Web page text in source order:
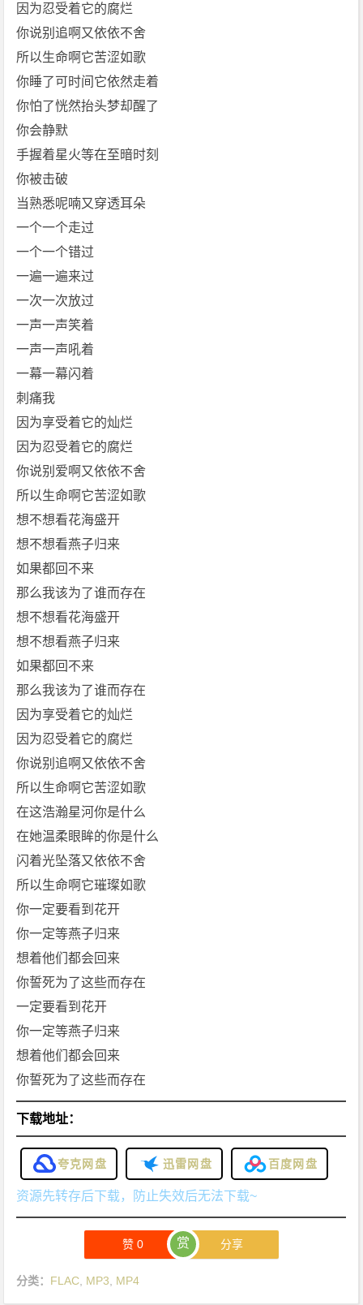
因为忍受着它的腐烂
你说别追啊又依依不舍
所以生命啊它苦涩如歌
你睡了可时间它依然走着
你怕了恍然抬头梦却醒了
你会静默
手握着星火等在至暗时刻
你被击破
当熟悉呢喃又穿透耳朵
一个一个走过
一个一个错过
一遍一遍来过
一次一次放过
一声一声笑着
一声一声吼着
一幕一幕闪着
刺痛我
因为享受着它的灿烂
因为忍受着它的腐烂
你说别爱啊又依依不舍
所以生命啊它苦涩如歌
想不想看花海盛开
想不想看燕子归来
如果都回不来
那么我该为了谁而存在
想不想看花海盛开
想不想看燕子归来
如果都回不来
那么我该为了谁而存在
因为享受着它的灿烂
因为忍受着它的腐烂
你说别追啊又依依不舍
所以生命啊它苦涩如歌
在这浩瀚星河你是什么
在她温柔眼眸的你是什么
闪着光坠落又依依不舍
所以生命啊它璀璨如歌
你一定要看到花开
你一定等燕子归来
想着他们都会回来
你誓死为了这些而存在
一定要看到花开
你一定等燕子归来
想着他们都会回来
你誓死为了这些而存在
下载地址：
夸克网盘 迅雷网盘 百度网盘
资源先转存后下载，防止失效后无法下载~
赞0 赏 分享
分类： FLAC MP3 MP4